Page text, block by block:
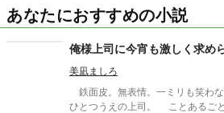
あなたにおすすめの小説
俺様上司に今宵も激しく求め
美凪ましろ
鉄面皮。無表情。一ミリも笑わ
ひとつうえの上司。 ことあるごと